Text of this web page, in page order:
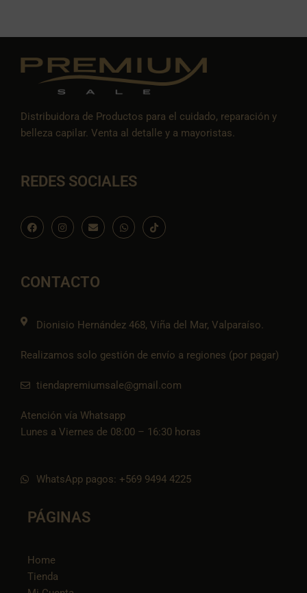
Distribuidora de Productos para el cuidado, reparación y
belleza capilar. Venta al detalle y a mayoristas.
REDES SOCIALES
F
a
c
o
k
I
n
s
r
a
E
n
v
p
e
W
h
a
I
c
o
CONTACTO
Dionisio Hernández 468, Viña del Mar, Valparaíso.
Realizamos solo gestión de envío a regiones (por pagar)
tiendapremiumsale@gmail.com
Atención vía Whatsapp
Lunes a Viernes de 08:00 – 16:30 horas
WhatsApp pagos: +569 9494 4225
PÁGINAS
Home
Tienda